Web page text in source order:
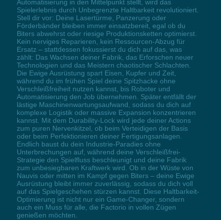
Automatisierung in den Mittelpunkt stellt, wird das
Spielerlebnis durch Unbegrenzte Haltbarkeit revolutioniert.
Stell dir vor: Deine Lasertürme, Panzerung oder
Förderbänder bleiben immer einsatzbereit, egal ob du
Biters abwehrst oder riesige Produktionsketten optimierst.
Kein nerviges Reparieren, kein Ressourcen-Abzug für
Ersatz – stattdessen fokussierst du dich auf das, was
zählt: Das Wachsen deiner Fabrik, das Erforschen neuer
Technologien und das Meistern chaotischer Schlachten.
Die Ewige Ausrüstung spart Eisen, Kupfer und Zeit,
während du im frühen Spiel deine Spitzhacke ohne
Verschleißfreiheit nutzen kannst, bis Roboter und
Automatisierung den Job übernehmen. Später entfällt der
lästige Maschinenwartungsaufwand, sodass du dich auf
komplexe Logistik oder massive Expansion konzentrieren
kannst. Mit dem Durability-Lock wird jede deiner Actions
zum puren Nervenkitzel, ob beim Verteidigen der Basis
oder beim Perfektionieren deiner Fertigungsanlagen.
Endlich baust du dein Industrie-Paradies ohne
Unterbrechungen auf, während deine Verschleißfrei-
Strategie den Spielfluss beschleunigt und deine Fabrik
zum unbesiegbaren Kraftwerk wird. Ob in der Wüste von
Nauvis oder mitten im Kampf gegen Biters – deine Ewige
Ausrüstung bleibt immer zuverlässig, sodass du dich voll
auf das Spielgeschehen stürzen kannst. Diese Haltbarkeit-
Optimierung ist nicht nur ein Game-Changer, sondern
auch ein Muss für alle, die Factorio in vollen Zügen
genießen möchten.